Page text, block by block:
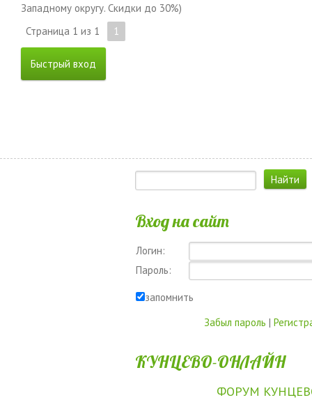
Западному округу. Скидки до 30%)
Страница 1 из 1 1
Вход на сайт
Логин:
Пароль:
запомнить
Забыл пароль |
КУНЦЕВО-ОНЛАЙН
ФОРУМ